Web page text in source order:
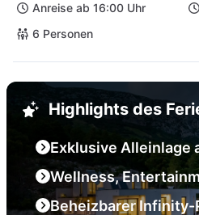
Anreise ab 16:00 Uhr
6 Personen
Highlights des
Exklusive Alleinlage
Wellness,
Beheizbarer Infinity-